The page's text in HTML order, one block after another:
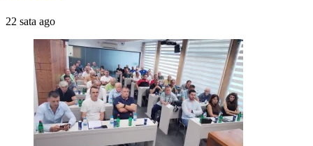
22 sata ago